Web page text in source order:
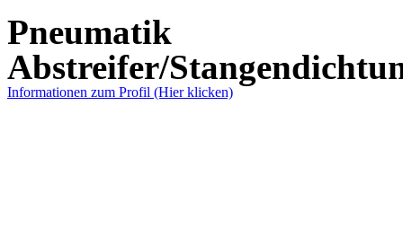
Pneumatik
Abstreifer/
Informationen zum Profil (Hier klicken)